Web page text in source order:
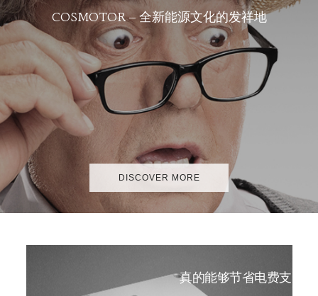
COSMOTOR – 全新能源文化的发祥地
DISCOVER MORE
真的能够节省电费支出